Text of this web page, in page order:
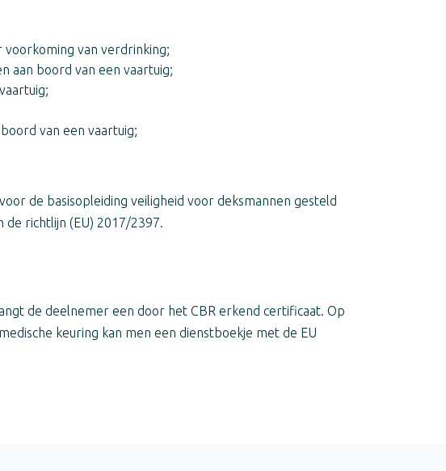
van verdrinking;
aan boord van een vaartuig;
van een vaartuig;
de basisopleiding veiligheid voor deksmannen gesteld
de richtlijn (EU) 2017/2397.
de deelnemer een door het CBR erkend certificaat. Op
keuring kan men een dienstboekje met de EU